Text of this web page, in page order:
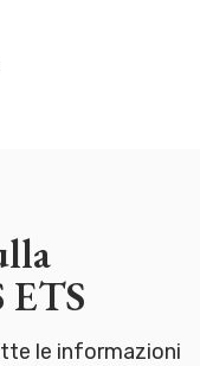
ETS
le informazioni